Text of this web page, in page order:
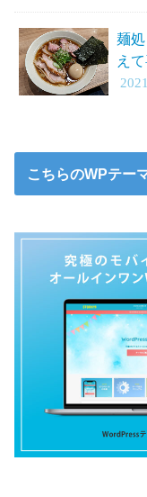
麺
え
こちらのWPテー